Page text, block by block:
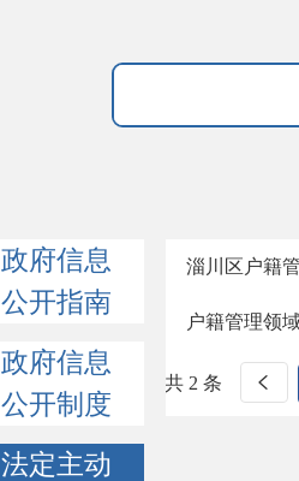
政府信息
公开指南
政府信息
公开制度
法定主动
淄川区户籍
户籍管理领
共 2 条